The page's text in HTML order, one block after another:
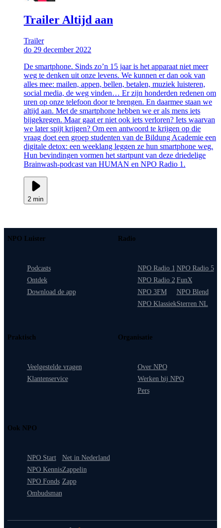
Trailer Altijd aan
Trailer
do 29 december 2022
De smartphone. Sinds zo’n 15 jaar is het apparaat niet meer
weg te denken uit onze levens. We kunnen er dan ook van
alles mee: mailen, appen, bellen, betalen, muziek luisteren,
social media, de weg vinden… Er zijn honderden redenen om
uren op onze telefoon door te brengen. En daarmee staan we
altijd aan. Met de smartphone hebben we er als mens iets
bijgekregen. Maar gaat er niet ook iets verloren? Iets waarvan
we later spijt krijgen? Om een antwoord te krijgen op die
vraag doet een groep studenten van de Bildung Academie een
digitale detox: een weeklang leggen ze hun smartphone weg.
Hun bevindingen vormen het startpunt van deze driedelige
Brainwash-podcast van HUMAN en NPO Radio 1.
2 min
NPO Luister
Podcasts
Ontdek
Download de app
Radio
NPO Radio 1
NPO Radio 2
NPO 3FM
NPO Klassiek
NPO Radio 5
FunX
NPO Blend
Sterren NL
Praktisch
Veelgestelde vragen
Klantenservice
Organisatie
Over NPO
Werken bij NPO
Pers
Ook NPO
NPO Start
NPO Kennis
NPO Fonds
Ombudsman
Net in Nederland
Zappelin
Zapp